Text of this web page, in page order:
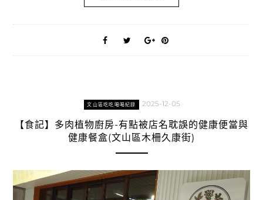
文山區吃吃喝喝紀錄 2025-12-05
【食記】多肉植物廚房-有點被店名耽誤的健康便當與
健康餐盒(文山區木柵久康街)